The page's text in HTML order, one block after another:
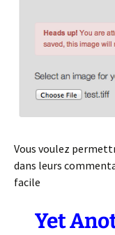
Vous voulez
dans leurs
facile
Yet